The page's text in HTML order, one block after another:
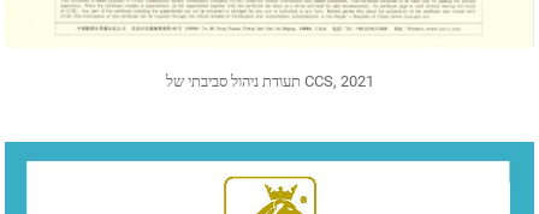
תעודת ניהול סביבתי של CCS, 2021